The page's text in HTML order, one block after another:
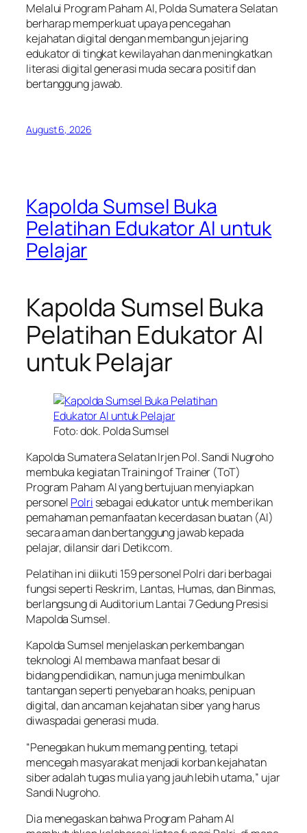
Melalui Program Paham AI, Polda Sumatera Selatan
berharap memperkuat upaya pencegahan
kejahatan digital dengan membangun jejaring
edukator di tingkat kewilayahan dan meningkatkan
literasi digital generasi muda secara positif dan
bertanggung jawab.
August 6, 2026
Kapolda Sumsel Buka
Pelatihan Edukator AI untuk
Pelajar
Kapolda Sumsel Buka
Pelatihan Edukator AI
untuk Pelajar
Foto: dok. Polda Sumsel
Kapolda Sumatera Selatan Irjen Pol. Sandi Nugroho
membuka kegiatan Training of Trainer (ToT)
Program Paham AI yang bertujuan menyiapkan
personel Polri sebagai edukator untuk memberikan
pemahaman pemanfaatan kecerdasan buatan (AI)
secara aman dan bertanggung jawab kepada
pelajar, dilansir dari Detikcom.
Pelatihan ini diikuti 159 personel Polri dari berbagai
fungsi seperti Reskrim, Lantas, Humas, dan Binmas,
berlangsung di Auditorium Lantai 7 Gedung Presisi
Mapolda Sumsel.
Kapolda Sumsel menjelaskan perkembangan
teknologi AI membawa manfaat besar di
bidang pendidikan, namun juga menimbulkan
tantangan seperti penyebaran hoaks, penipuan
digital, dan ancaman kejahatan siber yang harus
diwaspadai generasi muda.
“Penegakan hukum memang penting, tetapi
mencegah masyarakat menjadi korban kejahatan
siber adalah tugas mulia yang jauh lebih utama,” ujar
Sandi Nugroho.
Dia menegaskan bahwa Program Paham AI